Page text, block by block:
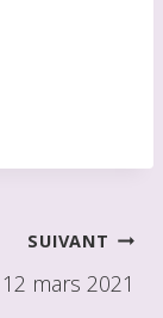
SUIVANT
mars 2021